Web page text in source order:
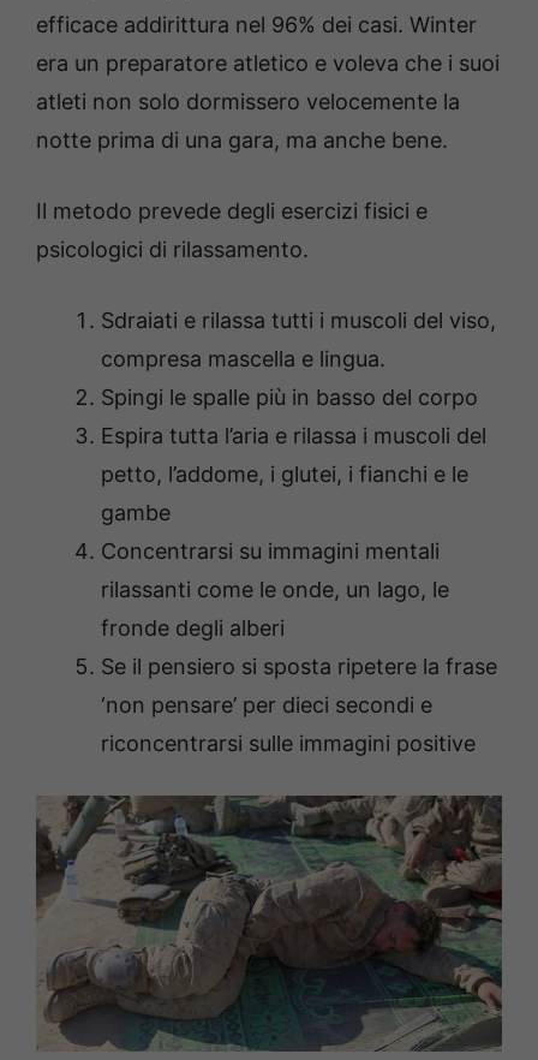
efficace addirittura nel 96% dei casi. Winter
era un preparatore atletico e voleva che i suoi
atleti non solo dormissero velocemente la
notte prima di una gara, ma anche bene.
Il metodo prevede degli esercizi fisici e
psicologici di rilassamento.
Sdraiati e rilassa tutti i muscoli del viso,
compresa mascella e lingua.
Spingi le spalle più in basso del corpo
Espira tutta l’aria e rilassa i muscoli del
petto, l’addome, i glutei, i fianchi e le
gambe
Concentrarsi su immagini mentali
rilassanti come le onde, un lago, le
fronde degli alberi
Se il pensiero si sposta ripetere la frase
‘non pensare’ per dieci secondi e
riconcentrarsi sulle immagini positive